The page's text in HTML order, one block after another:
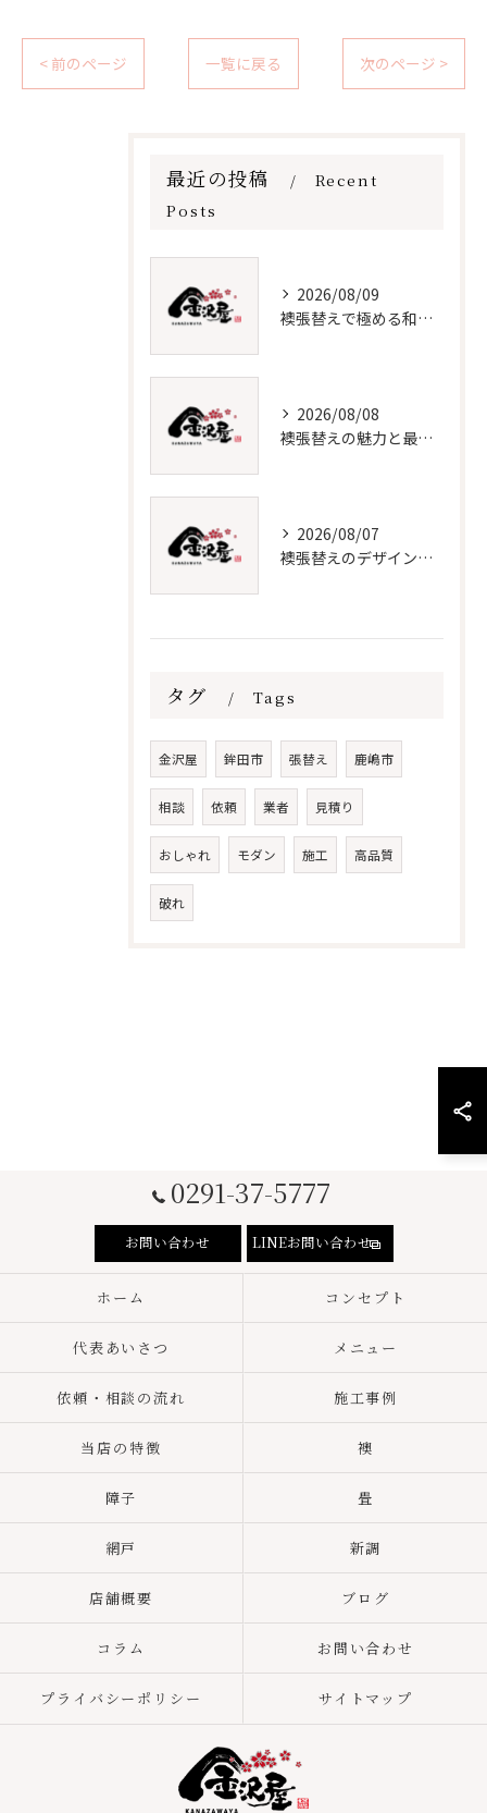
< 前のページ 一覧に戻る 次のページ >
最近の投稿
Recent
Posts
2026/08/09
襖張替えで極める和室インテリア術
2026/08/08
襖張替えの魅力と最新デザイン技術
2026/08/07
襖張替えのデザインと価格徹底解説
タグ Tags
金沢屋 鉾田市 張替え 鹿嶋市
相談 依頼 業者 見積り
おしゃれ モダン 施工 高品質
破れ
0291-37-5777
お問い合わせ LINEお問い合わせ
ホーム コンセプト
代表あいさつ メニュー
依頼・相談の流れ 施工事例
当店の特徴 襖
障子 畳
網戸 新調
店舗概要 ブログ
コラム お問い合わせ
プライバシーポリシー サイトマップ